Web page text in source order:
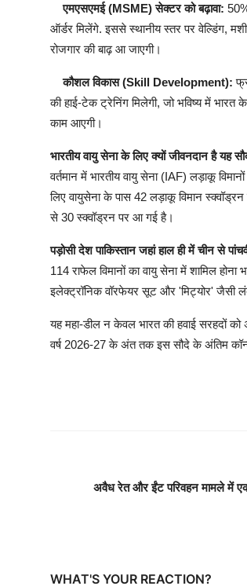
एमएसएमई (MSME) सेक्टर को बढ़ावा:
ऑर्डर मिलेंगे. इससे स्थानीय स्तर पर वेल्डिंग,
रोजगार की बाढ़ आ जाएगी।
कौशल विकास (Skill Development):
की हाई-टेक ट्रेनिंग मिलेगी, जो भविष्य में
काम आएगी।
भारतीय वायु सेना के लिए क्यों जीवनदान है यह
वर्तमान में भारतीय वायु सेना (IAF) लड़ाकू
लिए वायुसेना के पास 42 लड़ाकू विमान
से 30 स्क्वॉड्रन पर आ गई है।
पड़ोसी देश पाकिस्तान जहां हाल ही में चीन से
114 राफेल विमानों का वायु सेना में शामिल
इलेक्ट्रॉनिक वॉरफेयर सूट और 'मिट्योर' जैसी
यह महा-डील न केवल भारत की हवाई सरहदों को
वर्ष 2026-27 के अंत तक इस सौदे के अंतिम
अवैध रेत और ईंट परिवहन मामले में
WHAT'S YOUR REACTION?